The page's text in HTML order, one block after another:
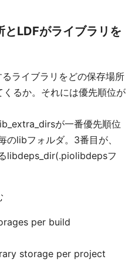
LDFがライブラリを
ライブラリをどの保存場所
るか。それには優先順位が
が一番優先順位
libフォルダ。3番目が、
libdeps_dir(.piolibdepsフ
per build
storage per project